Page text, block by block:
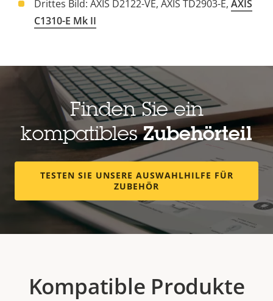
Drittes Bild: AXIS D2122-VE, AXIS TD2903-E, AXIS
C1310-E Mk II
Finden Sie ein
kompatiblesZubehörteil
TESTEN SIE UNSERE AUSWAHLHILFE FÜR
ZUBEHÖR
Kompatible Produkte